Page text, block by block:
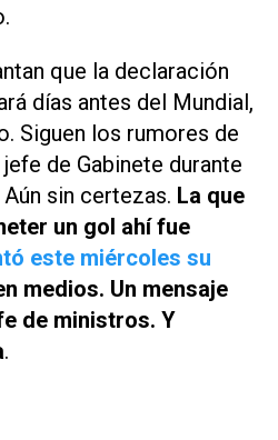
que la declaración
días antes del Mundial,
Siguen los rumores de
de Gabinete durante
sin certezas. La que
un gol ahí fue
este miércoles su
medios. Un mensaje
de ministros. Y
.